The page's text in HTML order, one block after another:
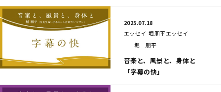
2025.07.18
エッセイ 堀朋平エッセイ
堀 朋平
音楽と、風景と、身体と
「字幕の快」